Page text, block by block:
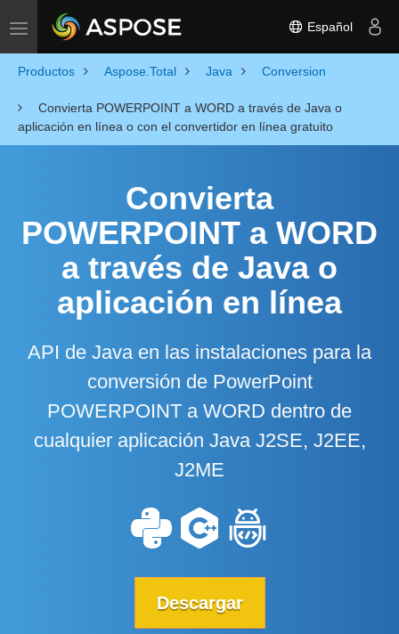
Toggle navigation Español
Productos Aspose.Total Java Conversion
Convierta POWERPOINT a WORD a través de Java o
aplicación en línea o con el convertidor en línea gratuito
Convierta
POWERPOINT a WORD
a través de Java o
aplicación en línea
API de Java en las instalaciones para la
conversión de PowerPoint
POWERPOINT a WORD dentro de
cualquier aplicación Java J2SE, J2EE,
J2ME
Descargar